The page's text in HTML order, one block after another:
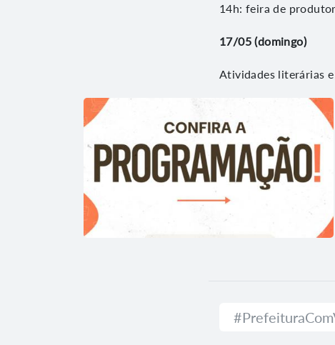
14h: feira de
17/05 (domingo)
Atividades literárias